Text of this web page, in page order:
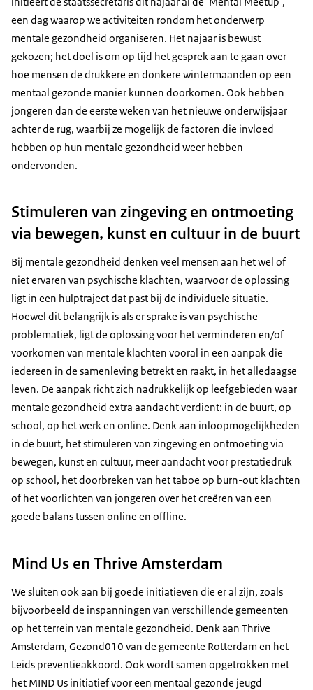
een dag waarop we activiteiten rondom het onderwerp
mentale gezondheid organiseren. Het najaar is bewust
gekozen; het doel is om op tijd het gesprek aan te gaan over
hoe mensen de drukkere en donkere wintermaanden op een
mentaal gezonde manier kunnen doorkomen. Ook hebben
jongeren dan de eerste weken van het nieuwe onderwijsjaar
achter de rug, waarbij ze mogelijk de factoren die invloed
hebben op hun mentale gezondheid weer hebben
ondervonden.
Stimuleren van zingeving en ontmoeting
via bewegen, kunst en cultuur in de buurt
Bij mentale gezondheid denken veel mensen aan het wel of
niet ervaren van psychische klachten, waarvoor de oplossing
ligt in een hulptraject dat past bij de individuele situatie.
Hoewel dit belangrijk is als er sprake is van psychische
problematiek, ligt de oplossing voor het verminderen en/of
voorkomen van mentale klachten vooral in een aanpak die
iedereen in de samenleving betrekt en raakt, in het alledaagse
leven. De aanpak richt zich nadrukkelijk op leefgebieden waar
mentale gezondheid extra aandacht verdient: in de buurt, op
school, op het werk en online. Denk aan inloopmogelijkheden
in de buurt, het stimuleren van zingeving en ontmoeting via
bewegen, kunst en cultuur, meer aandacht voor prestatiedruk
op school, het doorbreken van het taboe op burn-out klachten
of het voorlichten van jongeren over het creëren van een
goede balans tussen online en offline.
Mind Us en Thrive Amsterdam
We sluiten ook aan bij goede initiatieven die er al zijn, zoals
bijvoorbeeld de inspanningen van verschillende gemeenten
op het terrein van mentale gezondheid. Denk aan Thrive
Amsterdam, Gezond010 van de gemeente Rotterdam en het
Leids preventieakkoord. Ook wordt samen opgetrokken met
het MIND Us initiatief voor een mentaal gezonde jeugd